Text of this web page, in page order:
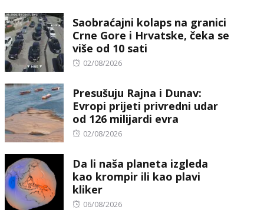
Saobraćajni kolaps na granici
Crne Gore i Hrvatske, čeka se
više od 10 sati
Posted
02/08/2026
Presušuju Rajna i Dunav:
Evropi prijeti privredni udar
od 126 milijardi evra
Posted
02/08/2026
Da li naša planeta izgleda
kao krompir ili kao plavi
kliker
Posted
06/08/2026